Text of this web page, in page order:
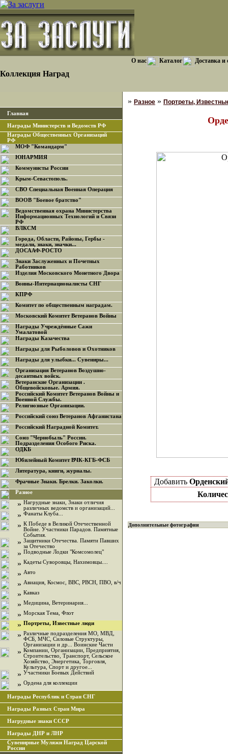
Коллекция Наград
О нас Каталог Доставка и
Главная
Награды Министерств и Ведомств РФ
Награды Общественных Организаций
РФ
МОФ "Командарм"
ЮНАРМИЯ
Коммунисты России
Крым-Севастополь.
СВО Специальная Военная Операция
ВООВ "Боевое братство"
Ведомственная охрана Министерства
Информационных Технологий и Связи
РФ
ВЛКСМ
Города, Области, Районы, Гербы -
медали, знаки, значки...
ДОСААФ-РОСТО
Знаки Заслуженных и Почетных
Работников
Изделия Московского Монетного Двора
Воины-Интернационалисты СНГ
КПРФ
Комитет по общественным наградам.
Московский Комитет Ветеранов Войны
Награды Учреждённые Сажи
Умалатовой
Награды Казачества
Награды для Рыболовов и Охотников
Награды для улыбки... Сувениры...
Организация Ветеранов Воздушно-
десантных войск.
Ветеранские Организации .
Общевойсковые. Армия.
Российский Комитет Ветеранов Войны и
Военной Службы.
Религиозные Организации.
Российский союз Ветеранов Афганистана
Российский Наградной Комитет.
Союз "Чернобыль" России.
Подразделения Особого Риска.
ОДКБ
Юбилейный Комитет ВЧК-КГБ-ФСБ
Литература, книги, журналы.
Фрачные Знаки. Брелки. Заколки.
Разное
» Нагрудные знаки, Знаки отличия
различных ведомств и организаций...
» Фанаты Клуба...
» К Победе в Великой Отечественной
Войне. Участники Парадов. Памятные
События.
» Защитники Отечества. Памяти Павших
за Отечество
» Подводные Лодки "Комсомолец"
» Кадеты Суворовцы, Нахимовцы....
» Авто
» Авиация, Космос, ВВС, РВСН, ПВО, в/ч
» Кавказ
» Медицина, Ветеринария...
» Морская Тема, Флот
» Портреты, Известные люди
» Различные подразделения МО, МВД,
ФСБ, МЧС, Силовые Структуры,
Организации и др... Воинские Части
» Компании, Организации, Предприятия,
Строительство, Транспорт, Сельское
Хозяйство, Энергетика, Торговля,
Культура, Спорт и другое...
» Участники Боевых Действий
» Ордена для коллекции
Награды Республик и Стран СНГ
Награды Разных Стран Мира
Нагрудные знаки СССР
Награды ДНР и ЛНР
Сувенирные Муляжи Наград Царской
России
» Разное » Портреты,
Добавить
Дополнительные фотографии